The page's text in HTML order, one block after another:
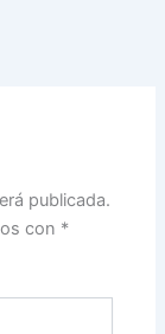
publicada.
con *